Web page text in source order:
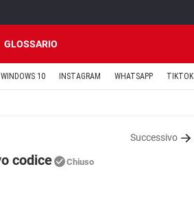
GLOSSARIO
WINDOWS 10 INSTAGRAM WHATSAPP TIKTOK
Successivo
codice Chiuso